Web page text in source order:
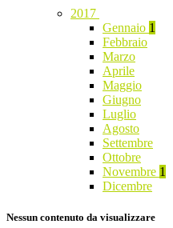
2017
Gennaio 1
Febbraio
Marzo
Aprile
Maggio
Giugno
Luglio
Agosto
Settembre
Ottobre
Novembre 1
Dicembre
Nessun contenuto da visualizzare